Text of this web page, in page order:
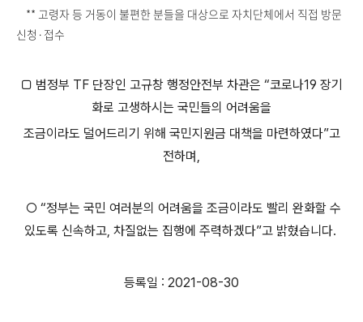
** 고령자 등 거동이 불편한 분들을 대상으로 자치단체에서 직접 방문
신청·접수
□ 범정부 TF 단장인 고규창 행정안전부 차관은 “코로나19 장기
화로 고생하시는 국민들의 어려움을
조금이라도 덜어드리기 위해 국민지원금 대책을 마련하였다”고
전하며,
○ “정부는 국민 여러분의 어려움을 조금이라도 빨리 완화할 수
있도록 신속하고, 차질없는 집행에 주력하겠다”고 밝혔습니다.
등록일 : 2021-08-30